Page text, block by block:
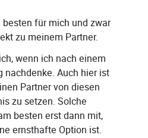
für mich und zwar
zu meinem Partner.
wenn ich nach einem
nachdenke. Auch hier ist
Partner von diesen
zu setzen. Solche
besten erst dann mit,
ernsthafte Option ist.